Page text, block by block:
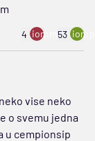
4 ion:minus
53
vise neko
o svemu jedna
u cempionsip